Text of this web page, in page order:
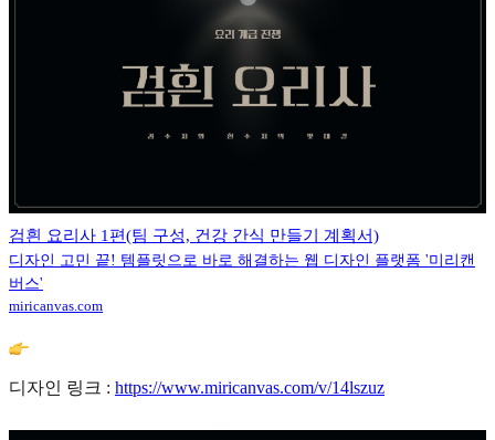
검흰 요리사 1편(팀 구성, 건강 간식 만들기 계획서)
디자인 고민 끝! 템플릿으로 바로 해결하는 웹 디자인 플랫폼 '미리캔
버스'
miricanvas.com
디자인 링크 : https://www.miricanvas.com/v/14lszuz